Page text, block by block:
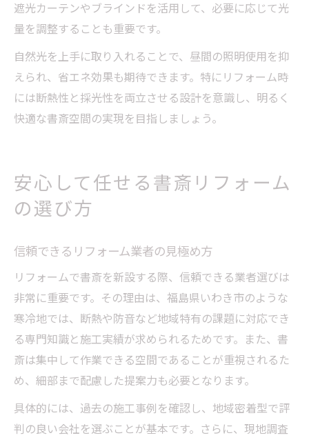
遮光カーテンやブラインドを活用して、必要に応じて光
量を調整することも重要です。
自然光を上手に取り入れることで、昼間の照明使用を抑
えられ、省エネ効果も期待できます。特にリフォーム時
には断熱性と採光性を両立させる設計を意識し、明るく
快適な書斎空間の実現を目指しましょう。
安心して任せる書斎リフォーム
の選び方
信頼できるリフォーム業者の見極め方
リフォームで書斎を新設する際、信頼できる業者選びは
非常に重要です。その理由は、福島県いわき市のような
寒冷地では、断熱や防音など地域特有の課題に対応でき
る専門知識と施工実績が求められるためです。また、書
斎は集中して作業できる空間であることが重視されるた
め、細部まで配慮した提案力も必要となります。
具体的には、過去の施工事例を確認し、地域密着型で評
判の良い会社を選ぶことが基本です。さらに、現地調査